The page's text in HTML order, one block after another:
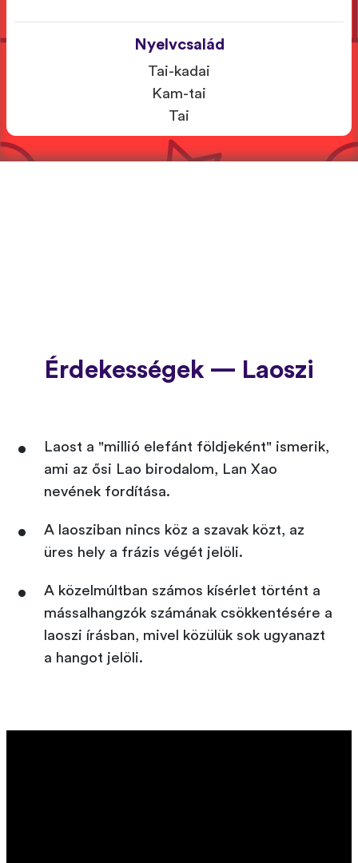
Nyelvcsalád
Tai-kadai
Kam-tai
Tai
Érdekességek — Laoszi
Laost a "millió elefánt földjeként" ismerik,
ami az ősi Lao birodalom, Lan Xao
nevének fordítása.
A laosziban nincs köz a szavak közt, az
üres hely a frázis végét jelöli.
A közelmúltban számos kísérlet történt a
mássalhangzók számának csökkentésére a
laoszi írásban, mivel közülük sok ugyanazt
a hangot jelöli.